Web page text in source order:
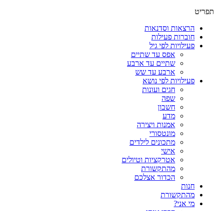
תפריט
הרצאות וסדנאות
חוברות פעילות
פעילויות לפי גיל
אפס עד שתיים
שתיים עד ארבע
ארבע עד שש
פעילויות לפי נושא
חגים ועונות
שפה
חשבון
מדע
אמנות ויצירה
מונטסורי
מתכונים לילדים
אישי
אטרקציות וטיולים
מהתקשורת
הכדור אצלכם
חנות
מהתקשורת
מי אני?